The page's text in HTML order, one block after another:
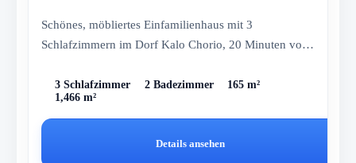
Schönes, möbliertes Einfamilienhaus mit 3
Schlafzimmern im Dorf Kalo Chorio, 20 Minuten von
3 Schlafzimmer 2 Badezimmer
165 m²
1,466 m²
Details ansehen